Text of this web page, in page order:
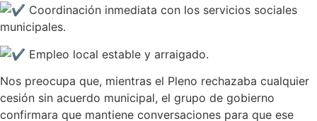
Coordinación inmediata con los servicios sociales
municipales.
Empleo local estable y arraigado.
Nos preocupa que, mientras el Pleno rechazaba cualquier
cesión sin acuerdo municipal, el grupo de gobierno
confirmara que mantiene conversaciones para que ese